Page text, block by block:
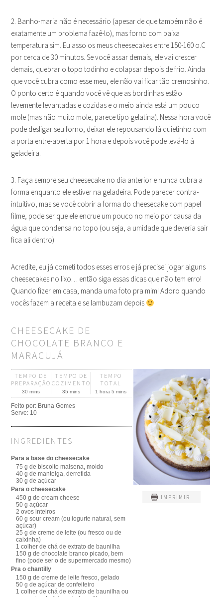
2. Banho-maria não é necessário (apesar de que também não é
exatamente um problema fazê-lo), mas forno com baixa
temperatura sim. Eu asso os meus cheesecakes entre 150-160 o.C
por cerca de 30 minutos. Se você assar demais, ele vai crescer
demais, quebrar o topo todinho e colapsar depois de frio. Ainda
que você cubra como esse meu, ele não vai ficar tão cremosinho.
O ponto certo é quando você vê que as bordinhas estão
levemente levantadas e cozidas e o meio ainda está um pouco
mole (mas não muito mole, parece tipo gelatina). Nessa hora você
pode desligar seu forno, deixar ele repousando lá quietinho com
a porta entre-aberta por 1 hora e depois você pode levá-lo à
geladeira.
3. Faça sempre seu cheesecake no dia anterior e nunca cubra a
forma enquanto ele estiver na geladeira. Pode parecer contra-
intuitivo, mas se você cobrir a forma do cheesecake com papel
filme, pode ser que ele encrue um pouco no meio por causa da
água que condensa no topo (ou seja, a umidade que deveria sair
fica ali dentro).
Acredite, eu já cometi todos esses erros e já precisei jogar alguns
cheesecakes no lixo… então siga essas dicas que não tem erro!
Quando fizer em casa, manda uma foto pra mim! Adoro quando
vocês fazem a receita e se lambuzam depois
CHEESECAKE DE
CHOCOLATE BRANCO E
MARACUJÁ
IMPRIMIR
TEMPO DE
PREPARAÇÃO
30 mins
TEMPO DE
COZIMENTO
35 mins
TEMPO
TOTAL
1 hora 5 mins
Feito por: Bruna Gomes
Serve: 10
INGREDIENTES
Para a base do cheesecake
75 g de biscoito maisena, moído
40 g de manteiga, derretida
30 g de açúcar
Para o cheesecake
450 g de cream cheese
50 g açúcar
2 ovos inteiros
60 g sour cream (ou iogurte natural, sem
açúcar)
25 g de creme de leite (ou fresco ou de
caixinha)
1 colher de chá de extrato de baunilha
150 g de chocolate branco picado, bem
fino (pode ser o de supermercado mesmo)
Pra o chantilly
150 g de creme de leite fresco, gelado
50 g de açúcar de confeiteiro
1 colher de chá de extrato de baunilha ou